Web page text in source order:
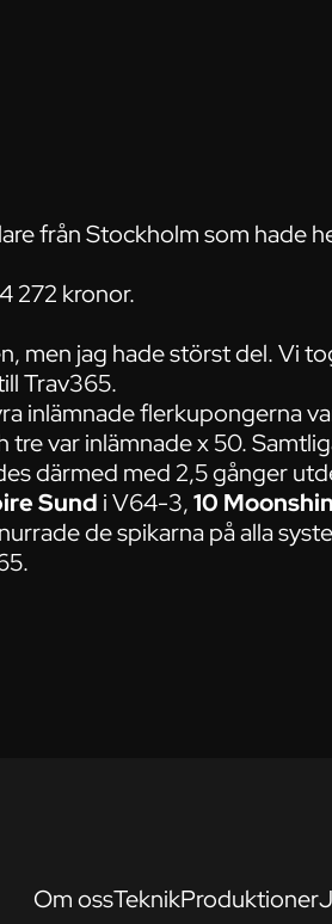
från Stockholm som hade
272 kronor.
men jag hade störst del. Vi
Trav365.
inlämnade flerkupongerna
var inlämnade x 50.
därmed med 2,5 gånger
Sund i V64-3,10
de spikarna på alla
Om ossTeknikProduktioner